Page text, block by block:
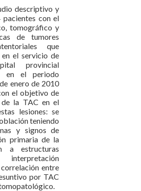
descriptivo y
pacientes con el
tomográfico y
de tumores
que
el servicio de
provincial
en el periodo
enero de 2010
el objetivo de
la TAC en el
lesiones: se
teniendo
y signos de
primaria de la
a estructuras
entre
por TAC